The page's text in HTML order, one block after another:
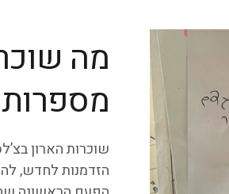
מה
שוכרות הארון
הזדמנות לחדש,